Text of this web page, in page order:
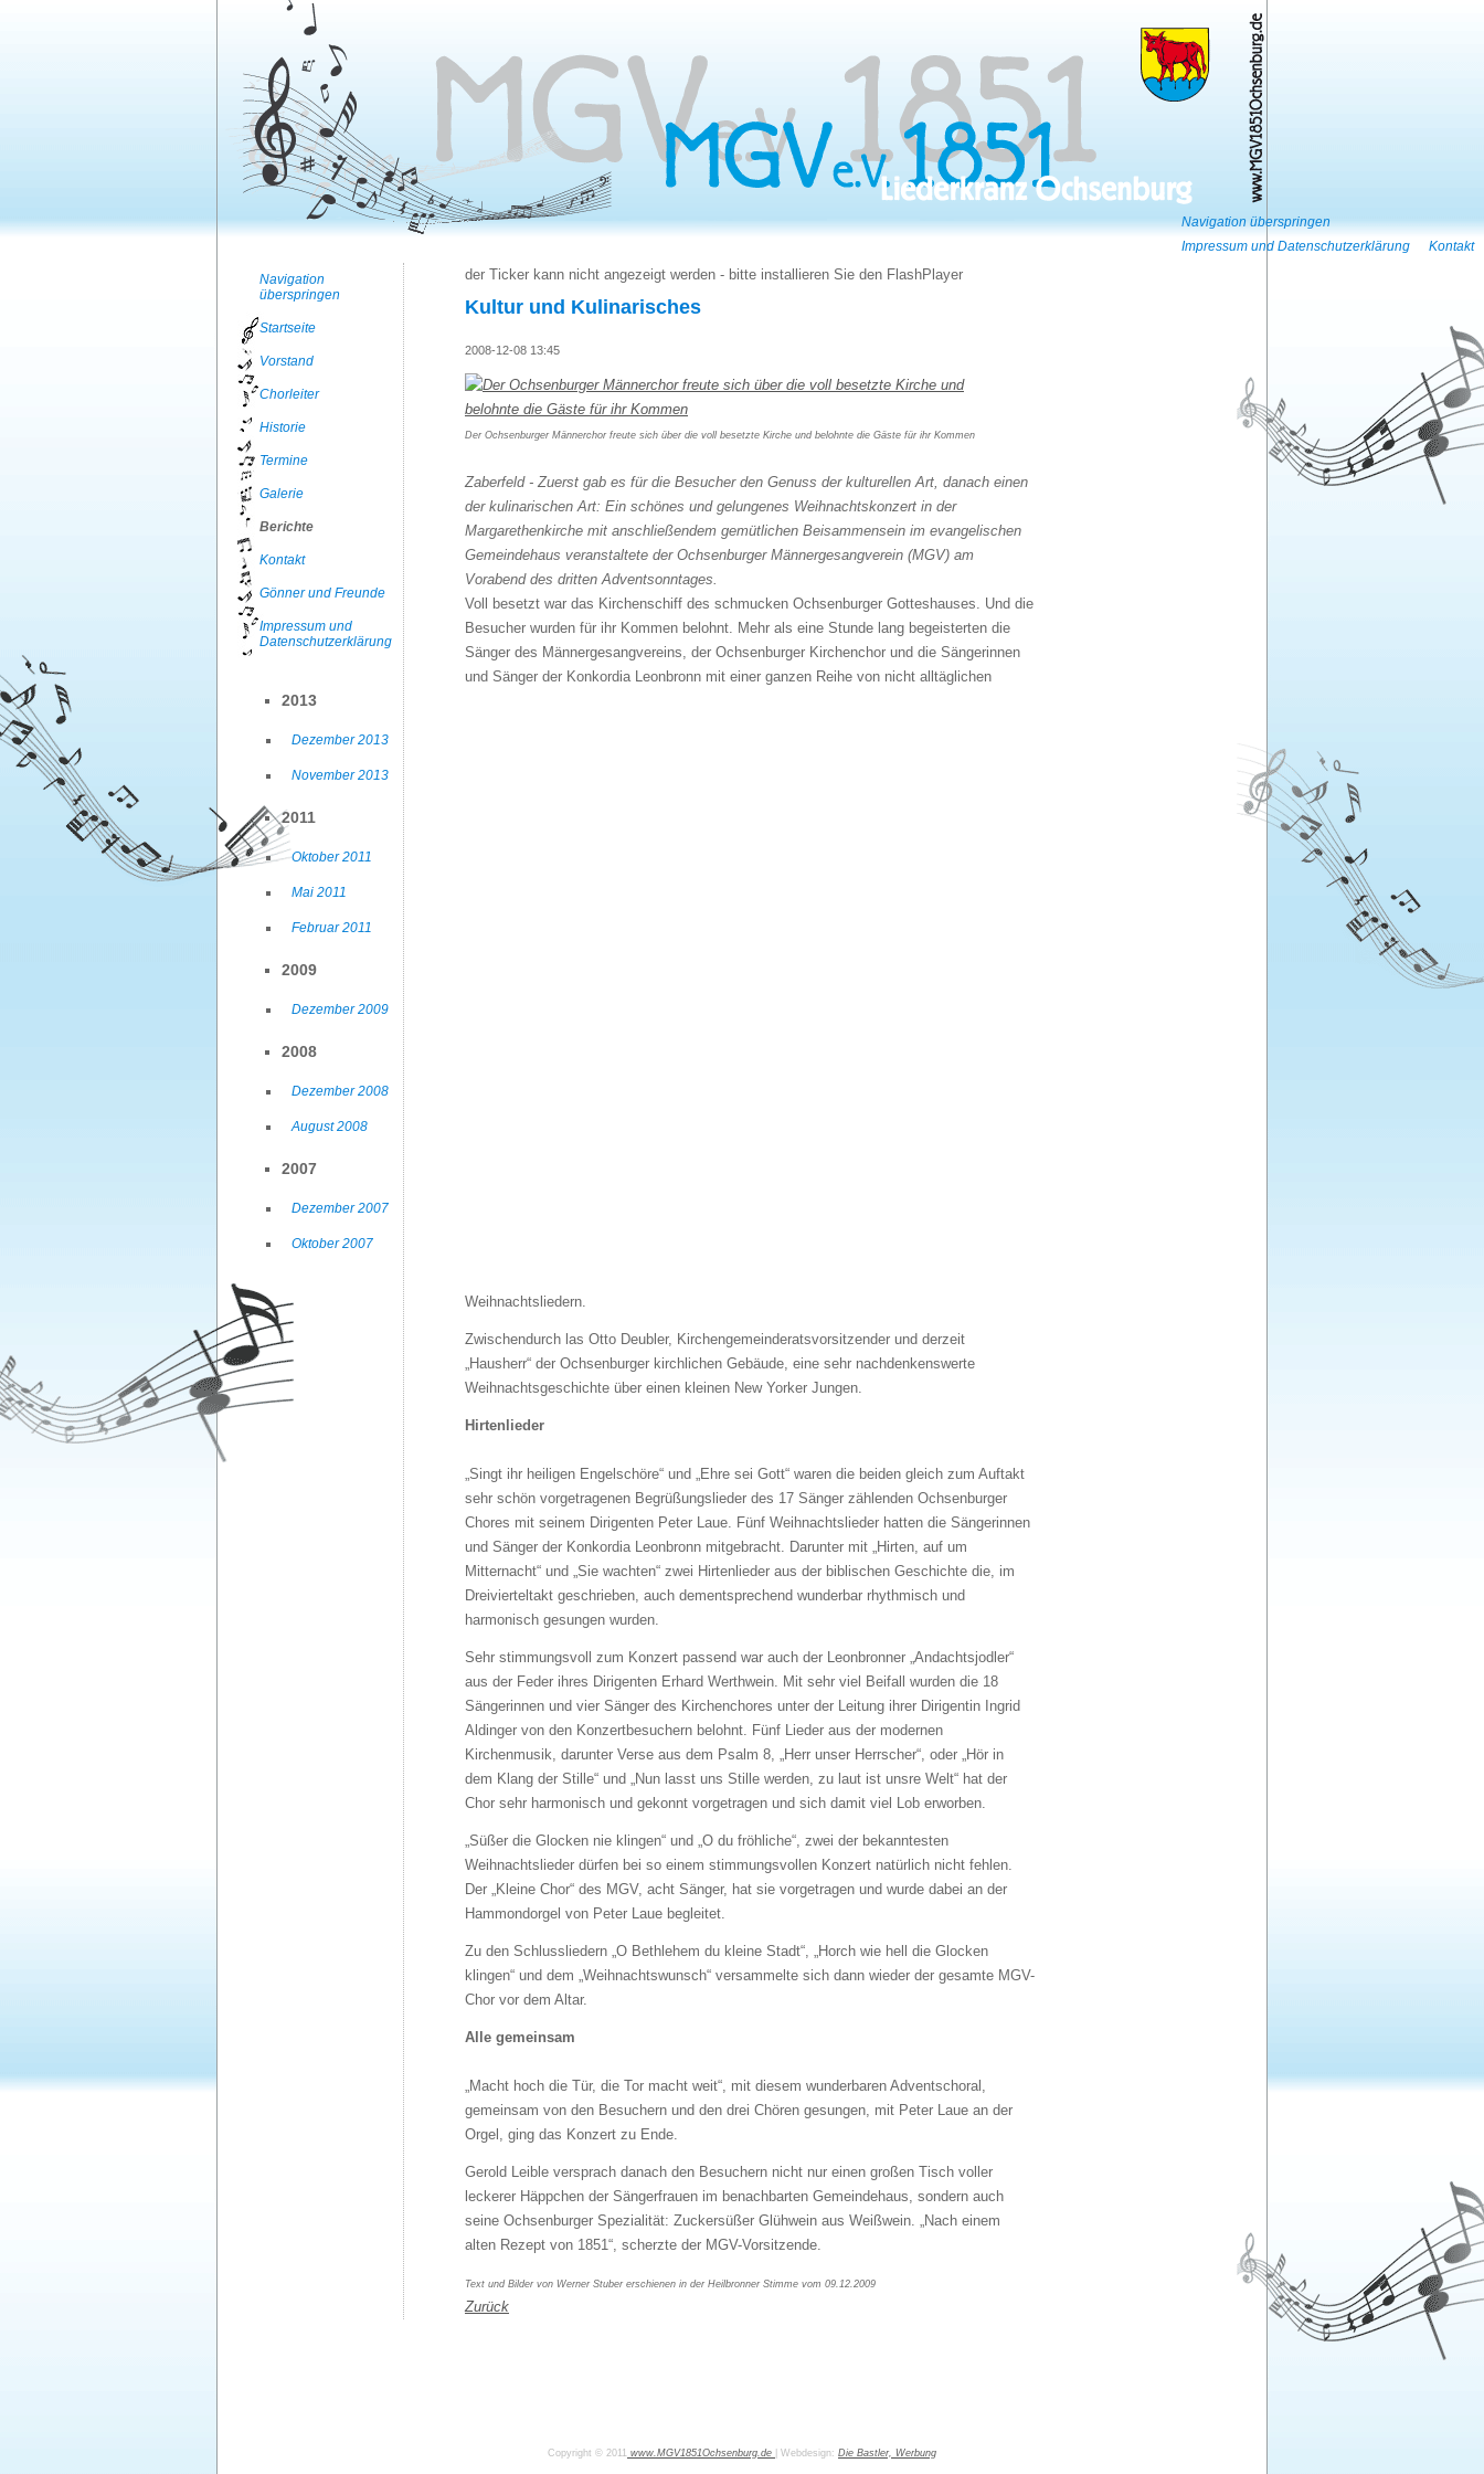
Navigation überspringen
Impressum und Datenschutzerklärung
Kontakt
Navigation
überspringen
Startseite
Vorstand
Chorleiter
Historie
Termine
Galerie
Berichte
Kontakt
Gönner und Freunde
Impressum und
Datenschutzerklärung
2013
Dezember 2013
November 2013
2011
Oktober 2011
Mai 2011
Februar 2011
2009
Dezember 2009
2008
Dezember 2008
August 2008
2007
Dezember 2007
Oktober 2007
der Ticker kann nicht angezeigt werden - bitte installieren Sie den FlashPlayer
Kultur und Kulinarisches
2008-12-08 13:45
Der Ochsenburger Männerchor freute sich über die voll besetzte Kirche und belohnte die Gäste für ihr Kommen
Zaberfeld - Zuerst gab es für die Besucher den Genuss der kulturellen Art, danach einen
der kulinarischen Art: Ein schönes und gelungenes Weihnachtskonzert in der
Margarethenkirche mit anschließendem gemütlichen Beisammensein im evangelischen
Gemeindehaus veranstaltete der Ochsenburger Männergesangverein (MGV) am
Vorabend des dritten Adventsonntages.
Voll besetzt war das Kirchenschiff des schmucken Ochsenburger Gotteshauses. Und die
Besucher wurden für ihr Kommen belohnt. Mehr als eine Stunde lang begeisterten die
Sänger des Männergesangvereins, der Ochsenburger Kirchenchor und die Sängerinnen
und Sänger der Konkordia Leonbronn mit einer ganzen Reihe von nicht alltäglichen
Weihnachtsliedern.
Zwischendurch las Otto Deubler, Kirchengemeinderatsvorsitzender und derzeit
„Hausherr“ der Ochsenburger kirchlichen Gebäude, eine sehr nachdenkenswerte
Weihnachtsgeschichte über einen kleinen New Yorker Jungen.
Hirtenlieder
„Singt ihr heiligen Engelschöre“ und „Ehre sei Gott“ waren die beiden gleich zum Auftakt
sehr schön vorgetragenen Begrüßungslieder des 17 Sänger zählenden Ochsenburger
Chores mit seinem Dirigenten Peter Laue. Fünf Weihnachtslieder hatten die Sängerinnen
und Sänger der Konkordia Leonbronn mitgebracht. Darunter mit „Hirten, auf um
Mitternacht“ und „Sie wachten“ zwei Hirtenlieder aus der biblischen Geschichte die, im
Dreivierteltakt geschrieben, auch dementsprechend wunderbar rhythmisch und
harmonisch gesungen wurden.
Sehr stimmungsvoll zum Konzert passend war auch der Leonbronner „Andachtsjodler“
aus der Feder ihres Dirigenten Erhard Werthwein. Mit sehr viel Beifall wurden die 18
Sängerinnen und vier Sänger des Kirchenchores unter der Leitung ihrer Dirigentin Ingrid
Aldinger von den Konzertbesuchern belohnt. Fünf Lieder aus der modernen
Kirchenmusik, darunter Verse aus dem Psalm 8, „Herr unser Herrscher“, oder „Hör in
dem Klang der Stille“ und „Nun lasst uns Stille werden, zu laut ist unsre Welt“ hat der
Chor sehr harmonisch und gekonnt vorgetragen und sich damit viel Lob erworben.
„Süßer die Glocken nie klingen“ und „O du fröhliche“, zwei der bekanntesten
Weihnachtslieder dürfen bei so einem stimmungsvollen Konzert natürlich nicht fehlen.
Der „Kleine Chor“ des MGV, acht Sänger, hat sie vorgetragen und wurde dabei an der
Hammondorgel von Peter Laue begleitet.
Zu den Schlussliedern „O Bethlehem du kleine Stadt“, „Horch wie hell die Glocken
klingen“ und dem „Weihnachtswunsch“ versammelte sich dann wieder der gesamte MGV-
Chor vor dem Altar.
Alle gemeinsam
„Macht hoch die Tür, die Tor macht weit“, mit diesem wunderbaren Adventschoral,
gemeinsam von den Besuchern und den drei Chören gesungen, mit Peter Laue an der
Orgel, ging das Konzert zu Ende.
Gerold Leible versprach danach den Besuchern nicht nur einen großen Tisch voller
leckerer Häppchen der Sängerfrauen im benachbarten Gemeindehaus, sondern auch
seine Ochsenburger Spezialität: Zuckersüßer Glühwein aus Weißwein. „Nach einem
alten Rezept von 1851“, scherzte der MGV-Vorsitzende.
Text und Bilder von Werner Stuber erschienen in der Heilbronner Stimme vom 09.12.2009
Zurück
Copyright © 2011 www.MGV1851Ochsenburg.de | Webdesign: Die Bastler, Werbung